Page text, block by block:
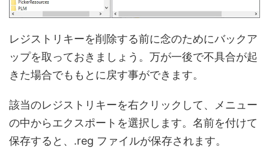
レジストリキーを削除する前に念のためにバックア
ップを取っておきましょう。万が一後で不具合が起
きた場合でももとに戻す事ができます。
該当のレジストリキーを右クリックして、メニュー
の中からエクスポートを選択します。名前を付けて
保存すると、.reg ファイルが保存されます。